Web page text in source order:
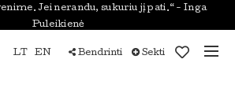
Jei nerandu, sukuriu jį pati.“ - Inga
Puleikienė
LT EN Bendrinti Sekti